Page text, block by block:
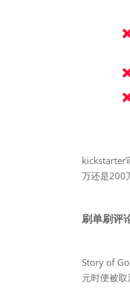
kickstarter
万还是200
刷单刷评
Story of
元时便被取